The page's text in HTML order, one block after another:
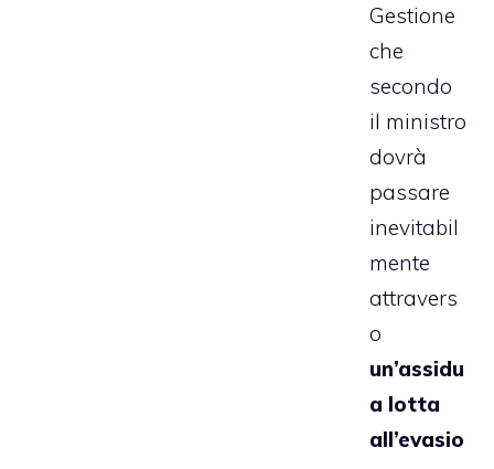
Gestione
che
secondo
il ministro
dovrà
passare
inevitabil
mente
attravers
o
un’assidu
a lotta
all’evasio